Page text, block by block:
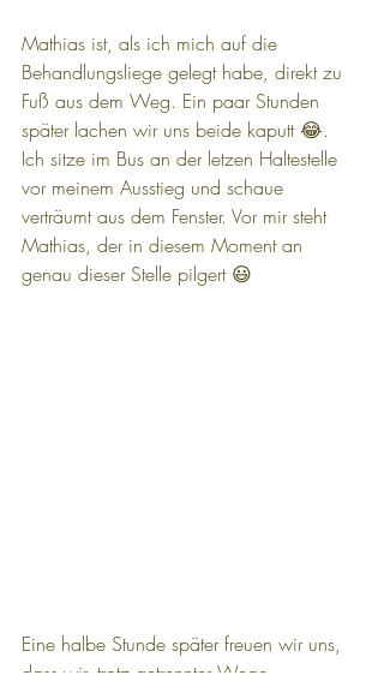
Mathias ist, als ich mich auf die
Behandlungsliege gelegt habe, direkt zu
Fuß aus dem Weg. Ein paar Stunden
später lachen wir uns beide kaputt 😂.
Ich sitze im Bus an der letzen Haltestelle
vor meinem Ausstieg und schaue
verträumt aus dem Fenster. Vor mir steht
Mathias, der in diesem Moment an
genau dieser Stelle pilgert 😃
Eine halbe Stunde später freuen wir uns,
dass wir, trotz getrennter Wege,